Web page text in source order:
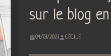
sur le blog
04/03/2023 CÉCILE